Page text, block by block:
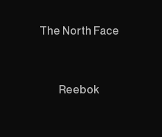
The North Face
Reebok